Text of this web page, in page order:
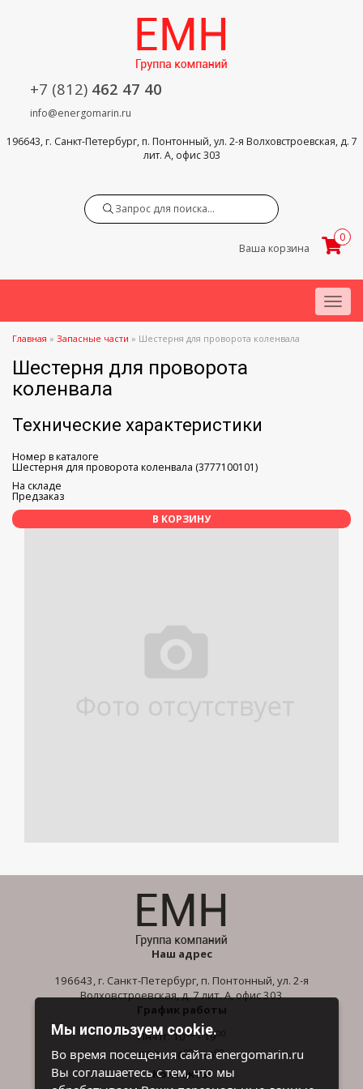
+7 (812) 462 47 40
info@energomarin.ru
196643, г. Санкт-Петербург, п. Понтонный, ул. 2-я Волховстроевская, д. 7
лит. А, офис 303
Ваша корзина
0
Menu
Главная » Запасные части » Шестерня для проворота коленвала
Шестерня для проворота
коленвала
Технические характеристики
Номер в каталоге
Шестерня для проворота коленвала (3777100101)
На складе
Предзаказ
В КОРЗИНУ
Наш адрес
196643, г. Санкт-Петербург, п. Понтонный, ул. 2-я
Волховстроевская, д. 7 лит. А, офис 303
График работы
Пн-Пт: 1000- 1900
Сб-Вс: 1000- 1600
Контакты
Мы используем cookie.
Во время посещения сайта energomarin.ru
Вы соглашаетесь с тем, что мы